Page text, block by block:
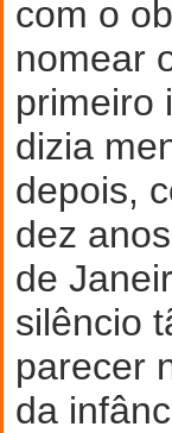
com o
nomear
primeiro
dizia
depois,
dez
de
silêncio
parecer
da